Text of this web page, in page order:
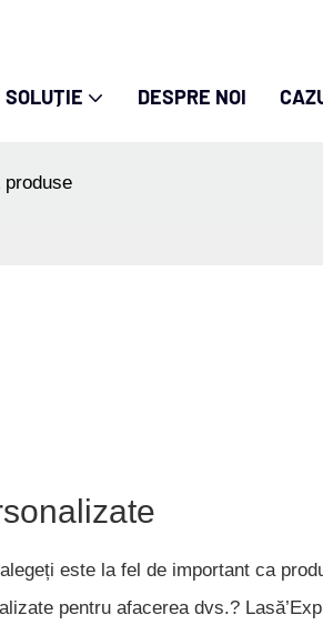
SOLUȚIE DESPRE NOI
este la fel de important ca
pentru afacerea dvs.?